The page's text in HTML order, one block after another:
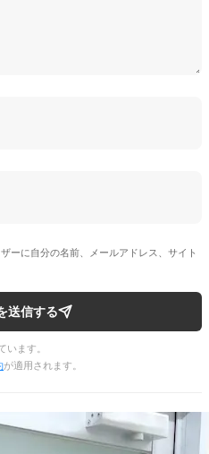
ーに自分の名前、メールアドレス、サイト
送信する
います。
が適用されます。